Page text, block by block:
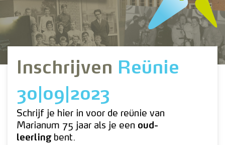
Inschrijven Reünie
30|09|2023
Schrijf je hier in voor de reünie van
Marianum 75 jaar als je een oud-
leerlingbent.